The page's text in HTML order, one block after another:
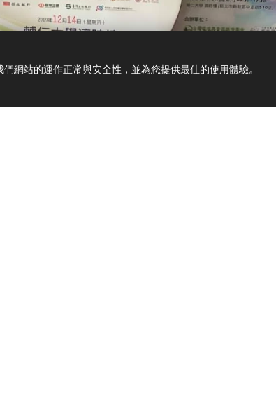
網站的運作正常與安全性，並為您提供最佳的使用體驗。